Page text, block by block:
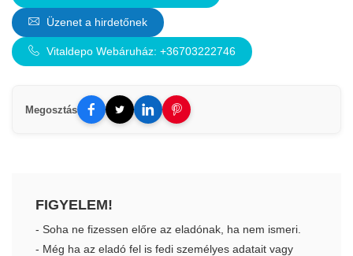
Üzenet a hirdetőnek
Vitaldepo Webáruház: +36703222746
Megosztás
FIGYELEM!
- Soha ne fizessen előre az eladónak, ha nem ismeri.
- Még ha az eladó fel is fedi személyes adatait vagy